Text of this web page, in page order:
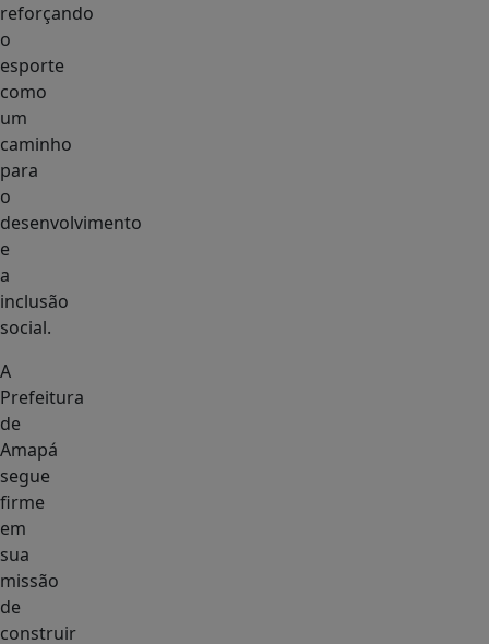
reforçando
o
esporte
como
um
caminho
para
o
desenvolvimento
e
a
inclusão
social.
A
Prefeitura
de
Amapá
segue
firme
em
sua
missão
de
construir